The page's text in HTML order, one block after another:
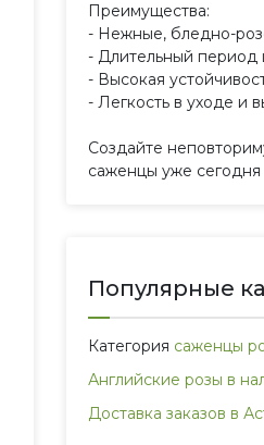
Преимущества:
- Нежные, бледно-
- Длительный период
- Высокая
- Легкость в уходе и
Создайте
саженцы уже сегодня
Популярные
Категория саженцы
Английские розы в
Доставка заказов в